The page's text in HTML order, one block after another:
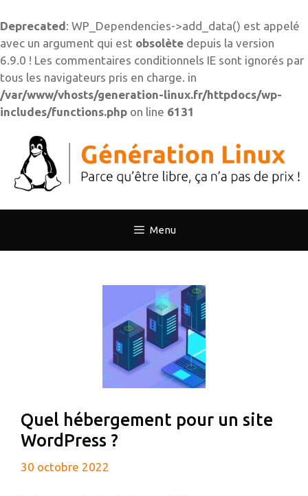
Deprecated: WP_Dependencies->add_data() est appelé
avec un argument qui est obsolète depuis la version
6.9.0 ! Les commentaires conditionnels IE sont ignorés par
tous les navigateurs pris en charge. in
/var/www/vhosts/generation-linux.fr/httpdocs/wp-
includes/functions.php on line 6131
contenu
Menu
Quel hébergement pour un site
WordPress ?
30 octobre 2022